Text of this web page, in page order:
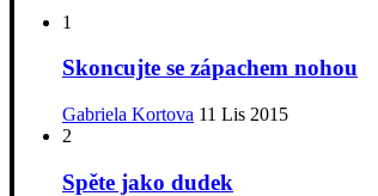
1
Skoncujte se zápachem nohou
Gabriela Kortova 11 Lis 2015
2
Spěte jako dudek